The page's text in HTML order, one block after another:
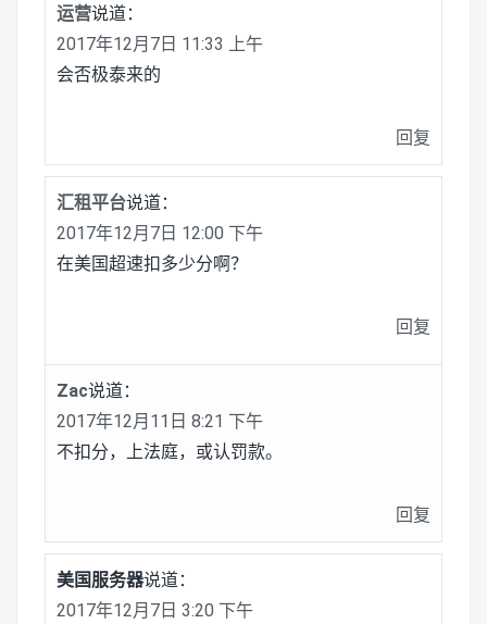
运营说道：
2017年12月7日 11:33 上午
会否极泰来的
回复
汇租平台说道：
2017年12月7日 12:00 下午
在美国超速扣多少分啊？
回复
Zac说道：
2017年12月11日 8:21 下午
不扣分，上法庭，或认罚款。
回复
美国服务器说道：
2017年12月7日 3:20 下午